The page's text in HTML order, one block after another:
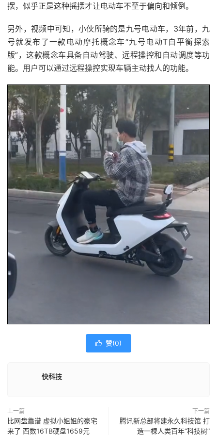
摆，似乎正是这种摇摆才让电动车不至于偏向和倾倒。
另外，视频中可知，小伙所骑的是九号电动车，3年前，九
号就发布了一款电动摩托概念车“九号电动T自平衡探索
版”，这款概念车具备自动驾驶、远程操控和自动调度等功
能。用户可以通过远程操控实现车辆主动找人的功能。
 赞(0)
快科技
上一篇
比网盘靠谱 虚拟小姐姐的豪宅
来了 西数16TB硬盘1659元
下一篇
腾讯新总部将建永久科技馆 打
造一棵人类百年“科技树”